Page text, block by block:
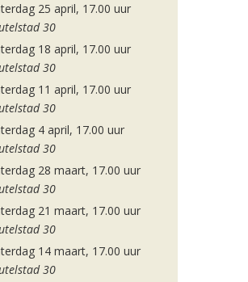
25 april, 17.00 uur
30
18 april, 17.00 uur
30
11 april, 17.00 uur
30
4 april, 17.00 uur
30
28 maart, 17.00 uur
30
21 maart, 17.00 uur
30
14 maart, 17.00 uur
30